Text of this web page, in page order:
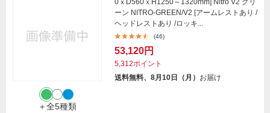
＋全5種類
0ｘD560ｘH1250～1320mm] Nitro V2 グリ
ーン NITRO-GREEN/V2 [アームレストあり /
ヘッドレストあり /ロッキ...
(46)
53,120円
5,312ポイント
送料無料、8月10日（月） お届け